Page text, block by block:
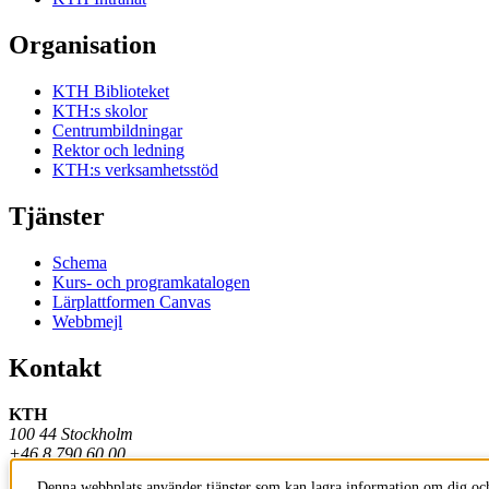
Organisation
KTH Biblioteket
KTH:s skolor
Centrumbildningar
Rektor och ledning
KTH:s verksamhetsstöd
Tjänster
Schema
Kurs- och programkatalogen
Lärplattformen Canvas
Webbmejl
Kontakt
KTH
100 44 Stockholm
+46 8 790 60 00